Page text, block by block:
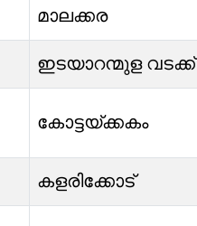
മാലക്കര
ഇടയാറന്മുള വടക്ക്
കോട്ടയ്ക്കകം
കളരിക്കോട്